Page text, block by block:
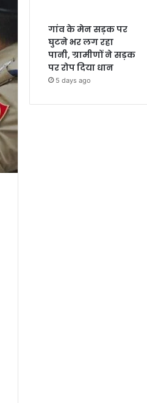
गांव के मेन सड़क पर
घुटने भर लग रहा
पानी, ग्रामीणों ने सड़क
पर रोप दिया धान
5 days ago